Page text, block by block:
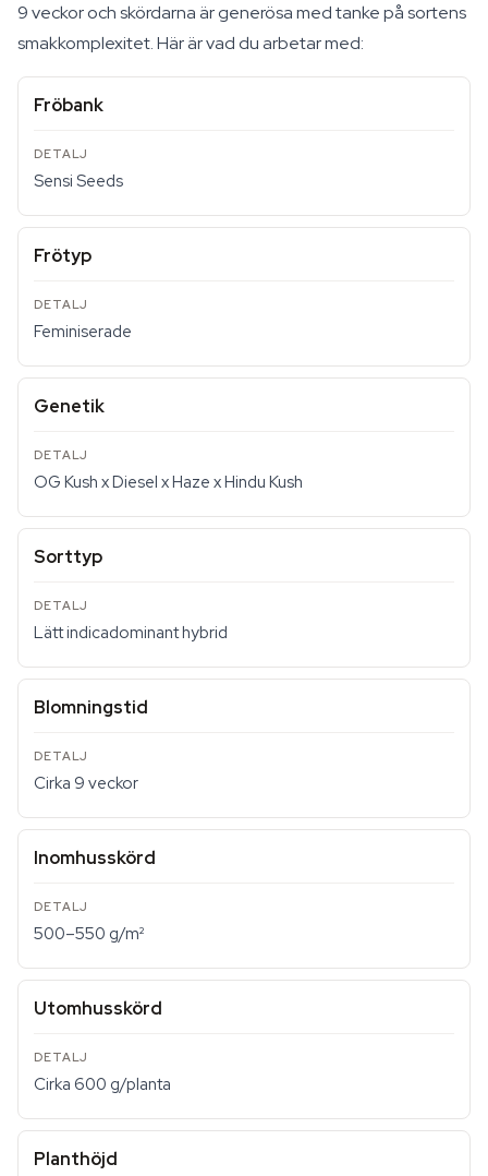
9 veckor och skördarna är generösa med tanke på sortens
smakkomplexitet. Här är vad du arbetar med:
Fröbank
Sensi Seeds
Frötyp
Feminiserade
Genetik
OG Kush x Diesel x Haze x Hindu Kush
Sorttyp
Lätt indicadominant hybrid
Blomningstid
Cirka 9 veckor
Inomhusskörd
500–550 g/m²
Utomhusskörd
Cirka 600 g/planta
Planthöjd